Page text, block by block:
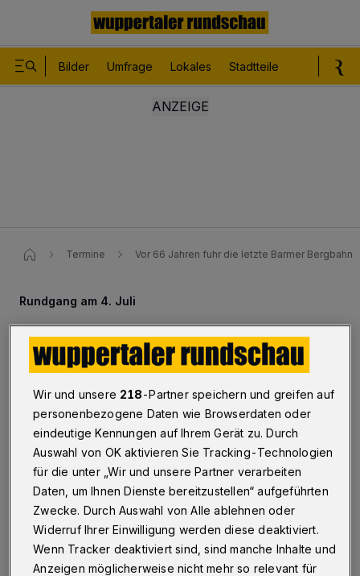
Bilder Umfrage Lokales Stadtteile
Termine Vor 66 Jahren fuhr die letzte Barmer Bergbahn
Rundgang am 4. Juli
Vor 66 Jahren fuhr die letzte
Barmer Bergbahn
Am 4. Juli 1959 fuhr die legendäre Barmer
Bergbahn zum letzten Mal zwischen der Talstation am
Clef und dem Toelleturm im Zahnradbetrieb. Daran
erinnert eine Tour mit Klaus-Günther Conrads.
Wir und unsere 218-Partner speichern und greifen auf
personenbezogene Daten wie Browserdaten oder
eindeutige Kennungen auf Ihrem Gerät zu. Durch
Auswahl von OK aktivieren Sie Tracking-Technologien
für die unter „Wir und unsere Partner verarbeiten
Daten, um Ihnen Dienste bereitzustellen“ aufgeführten
Zwecke. Durch Auswahl von Alle ablehnen oder
Widerruf Ihrer Einwilligung werden diese deaktiviert.
Wenn Tracker deaktiviert sind, sind manche Inhalte und
Anzeigen möglicherweise nicht mehr so relevant für